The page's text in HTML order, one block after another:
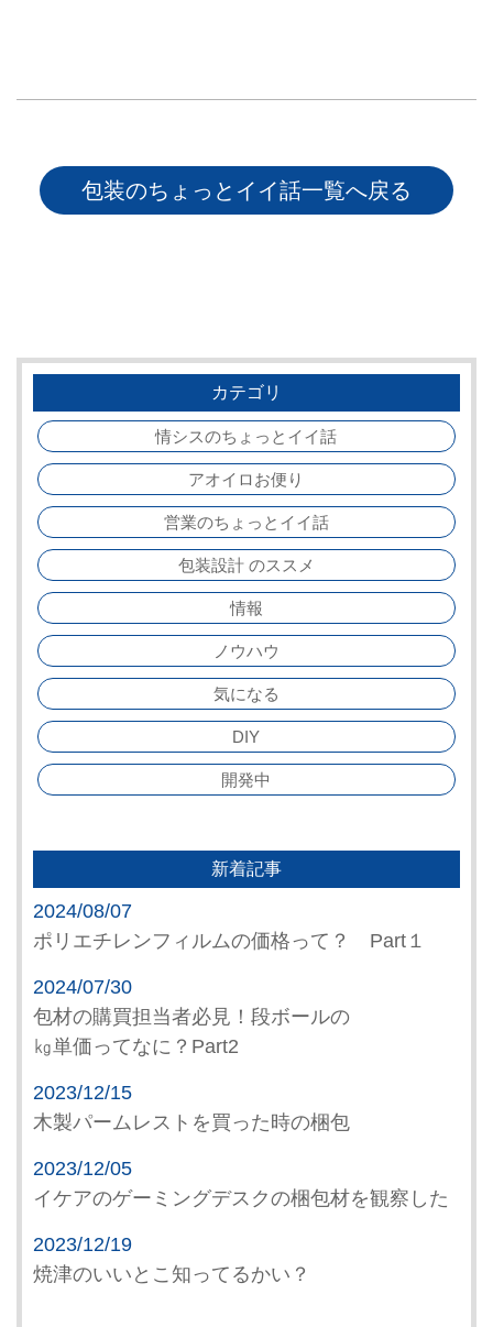
包装のちょっとイイ話一覧へ戻る
カテゴリ
情シスのちょっとイイ話
アオイロお便り
営業のちょっとイイ話
包装設計 のススメ
情報
ノウハウ
気になる
DIY
開発中
新着記事
2024/08/07
ポリエチレンフィルムの価格って？ Part１
2024/07/30
包材の購買担当者必見！段ボールの
㎏単価ってなに？Part2
2023/12/15
木製パームレストを買った時の梱包
2023/12/05
イケアのゲーミングデスクの梱包材を観察した
2023/12/19
焼津のいいとこ知ってるかい？